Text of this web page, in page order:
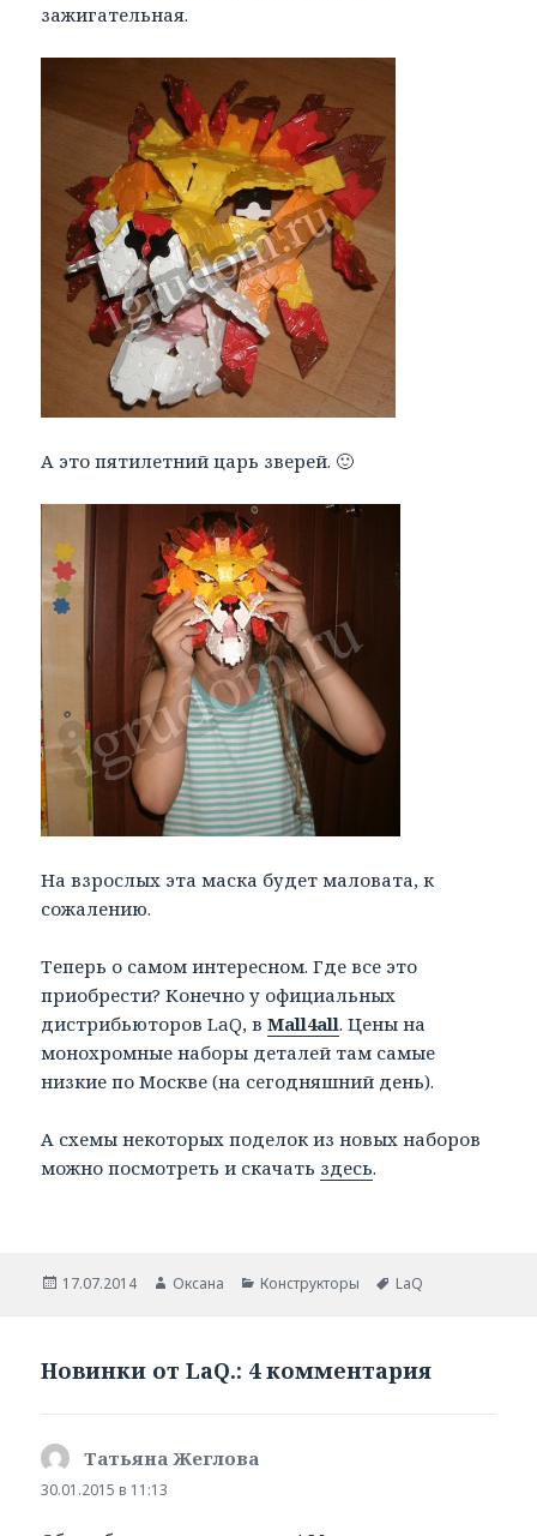
зажигательная.
А это пятилетний царь зверей. 🙂
На взрослых эта маска будет маловата, к
сожалению.
Теперь о самом интересном. Где все это
приобрести? Конечно у официальных
дистрибьюторов LaQ, вMall4all. Цены на
монохромные наборы деталей там самые
низкие по Москве (на сегодняшний день).
А схемы некоторых поделок из новых наборов
можно посмотреть и скачать здесь.
Опубликовано
17.07.2014 Автор
Оксана Рубрики
Конструкторы Метки
LaQ
Новинки от LaQ.: 4 комментария
Татьяна Жеглова
30.01.2015 в 11:13